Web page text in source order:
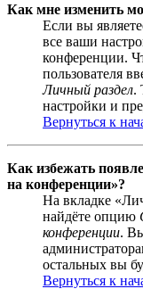
Как мне изменить
Если вы
все ваши
конференции.
пользователя
Личный раздел.
настройки и
Вернуться к
Как избежать
на конференции»?
На вкладке
найдёте опцию
конференции.
остальных вы
Вернуться к